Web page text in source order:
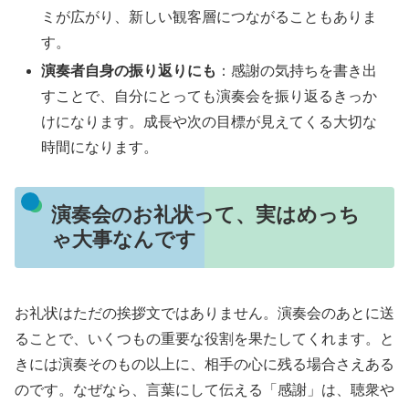
ミが広がり、新しい観客層につながることもありま
す。
演奏者自身の振り返りにも ：感謝の気持ちを書き出
すことで、自分にとっても演奏会を振り返るきっか
けになります。成長や次の目標が見えてくる大切な
時間になります。
演奏会のお礼状って、実はめっち
ゃ大事なんです
お礼状はただの挨拶文ではありません。演奏会のあとに送
ることで、いくつもの重要な役割を果たしてくれます。と
きには演奏そのもの以上に、相手の心に残る場合さえある
のです。なぜなら、言葉にして伝える「感謝」は、聴衆や